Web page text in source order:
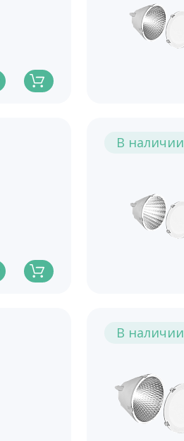
В наличии
В наличии